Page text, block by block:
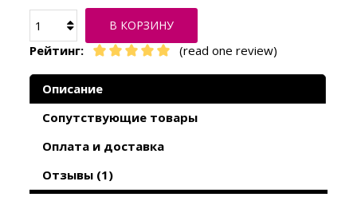
В КОРЗИНУ
Рейтинг: (read one review)
Описание
Сопутствующие товары
Оплата и доставка
Отзывы (1)